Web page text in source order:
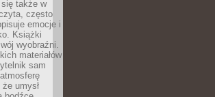
się także w
często
emocje i
Książki
wyobraźni.
materiałów
sam
umysł